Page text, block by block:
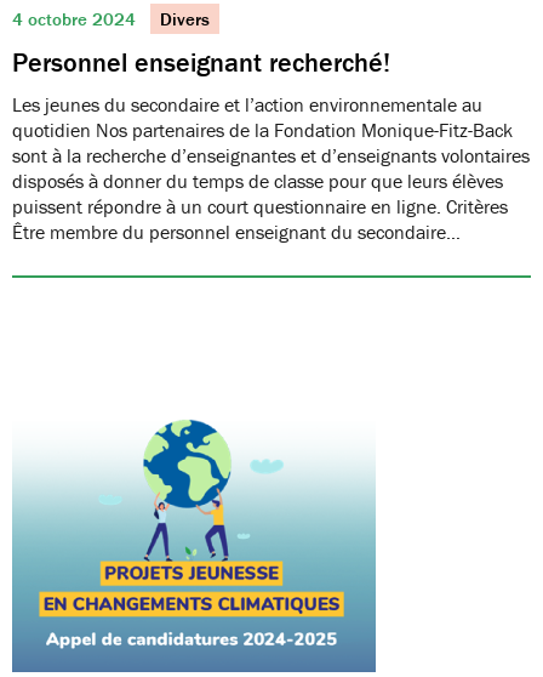
4 octobre 2024 Divers
Personnel enseignant recherché!
Les jeunes du secondaire et l’action environnementale au
quotidien Nos partenaires de la Fondation Monique-Fitz-Back
sont à la recherche d’enseignantes et d’enseignants volontaires
disposés à donner du temps de classe pour que leurs élèves
puissent répondre à un court questionnaire en ligne. Critères
Être membre du personnel enseignant du secondaire…